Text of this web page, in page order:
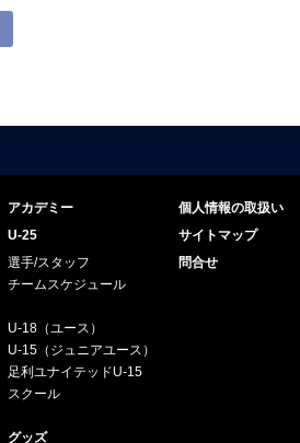
アカデミー
U-25
選手/スタッフ
チームスケジュール
U-18（ユース）
U-15（ジュニアユース）
足利ユナイテッドU-15
スクール
グッズ
個人情報の取扱い
サイトマップ
問合せ